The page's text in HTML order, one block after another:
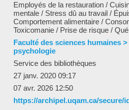
Employés de la restauration /
mentale / Stress dû au travail /
Comportement alimentaire /
Toxicomanie / Prise de risque /
Faculté des sciences humaines
psychologie
Service des bibliothèques
27 janv. 2020 09:17
07 avr. 2026 12:50
https://archipel.uqam.ca/secure/